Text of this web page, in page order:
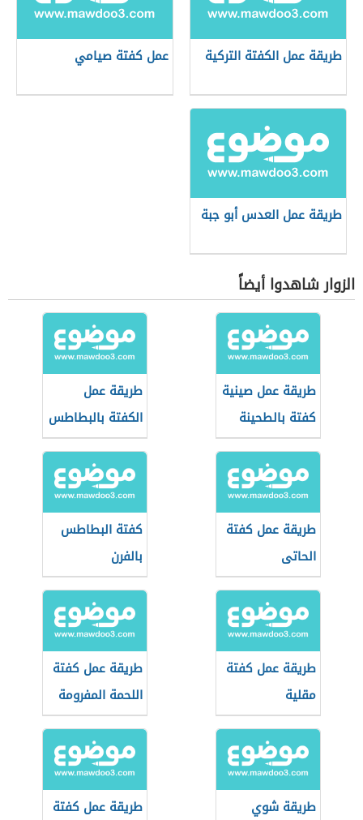
طريقة عمل الكفتة التركية عمل كفتة صيامي
طريقة عمل العدس أبو جبة
الزوار شاهدوا أيضاً
طريقة عمل صينية
كفتة بالطحينة
طريقة عمل
الكفتة بالبطاطس
واللحمة المفرومة
طريقة عمل كفتة
الحاتى
كفتة البطاطس
بالفرن
طريقة عمل كفتة
مقلية
طريقة عمل كفتة
اللحمة المفرومة
بالبقسماط
طريقة شوي
طريقة عمل كفتة